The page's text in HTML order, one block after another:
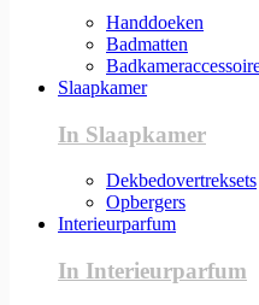
Handdoeken
Badmatten
Slaapkamer
In Slaapkamer
Dekbedovertreksets
Opbergers
Interieurparfum
In Interieurparfum